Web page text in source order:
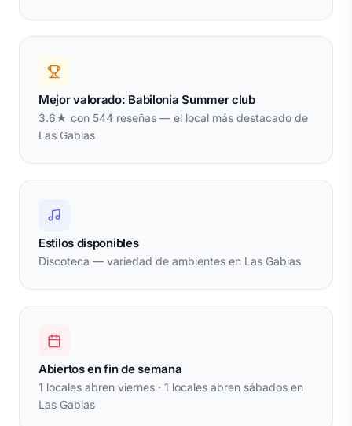
Mejor valorado: Babilonia Summer club
3.6★ con 544 reseñas — el local más destacado de
Las Gabias
Estilos disponibles
Discoteca — variedad de ambientes en Las Gabias
Abiertos en fin de semana
1 locales abren viernes · 1 locales abren sábados en
Las Gabias